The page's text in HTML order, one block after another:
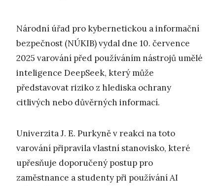
Národní úřad pro kybernetickou a informační
bezpečnost (NÚKIB) vydal dne 10. července
2025 varování před používáním nástrojů umělé
inteligence DeepSeek, který může
představovat riziko z hlediska ochrany
citlivých nebo důvěrných informací.
Univerzita J. E. Purkyně v reakci na toto
varování připravila vlastní stanovisko, které
upřesňuje doporučený postup pro
zaměstnance a studenty při používání AI